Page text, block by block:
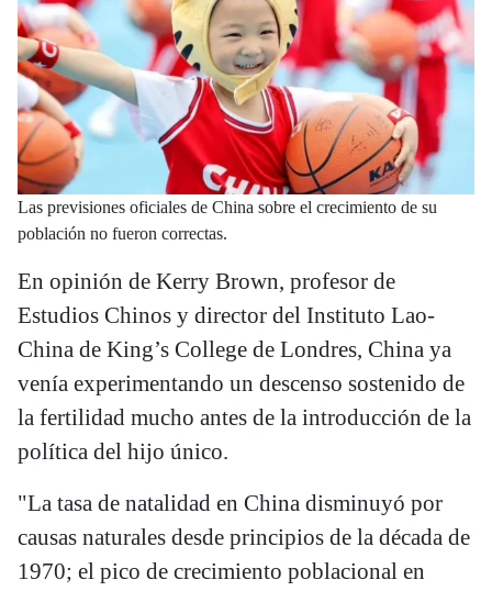
Las previsiones oficiales de China sobre el crecimiento de su
población no fueron correctas.
En opinión de Kerry Brown, profesor de
Estudios Chinos y director del Instituto Lao-
China de King’s College de Londres, China ya
venía experimentando un descenso sostenido de
la fertilidad mucho antes de la introducción de la
política del hijo único.
"La tasa de natalidad en China disminuyó por
causas naturales desde principios de la década de
1970; el pico de crecimiento poblacional en